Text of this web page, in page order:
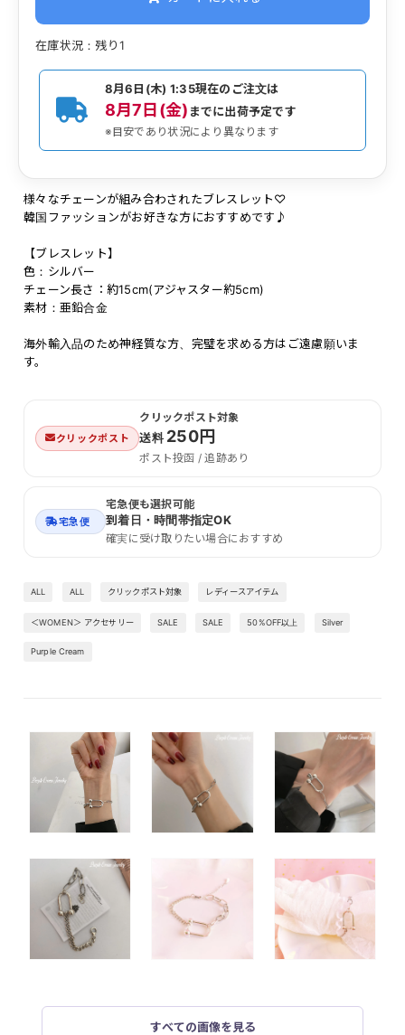
在庫状況：残り1
8月6日(木) 1:35現在のご注文は
8月7日(金) までに出荷予定です
※目安であり状況により異なります
様々なチェーンが組み合わされたブレスレット♡
韓国ファッションがお好きな方におすすめです♪
【ブレスレット】
色：シルバー
チェーン長さ：約15cm(アジャスター約5cm)
素材：亜鉛合金
海外輸入品のため神経質な方、完璧を求める方はご遠慮願いま
す。
クリックポスト
クリックポスト対象
送料250円
ポスト投函 / 追跡あり
宅急便
宅急便も選択可能
到着日・時間帯指定OK
確実に受け取りたい場合におすすめ
ALL ALL クリックポスト対象 レディースアイテム
＜WOMEN＞ アクセサリー SALE SALE 50%OFF以上 Silver
Purple Cream
すべての画像を見る